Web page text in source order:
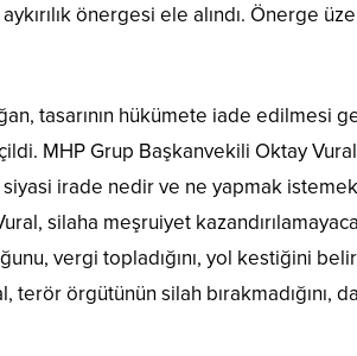
önergesi ele alındı. Önerge
tasarının hükümete iade edilmesi
MHP Grup Başkanvekili Oktay
siyasi irade nedir ve ne yapmak
silaha meşruiyet
vergi topladığını, yol kestiğini
terör örgütünün silah bırakmadığını,